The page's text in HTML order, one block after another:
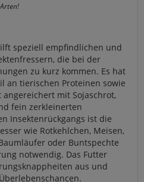
speziell empfindlichen und
die bei der
zu kurz kommen. Es hat
an tierischen Proteinen sowie
mit Sojaschrot,
fein zerkleinerten
Insektenrückgangs ist die
wie Rotkehlchen, Meisen,
oder Buntspechte
notwendig. Das Futter
aus und